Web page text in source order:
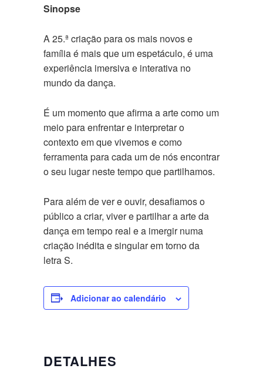
Sinopse
A 25.ª criação para os mais novos e
família é mais que um espetáculo, é uma
experiência imersiva e interativa no
mundo da dança.
É um momento que afirma a arte como um
meio para enfrentar e interpretar o
contexto em que vivemos e como
ferramenta para cada um de nós encontrar
o seu lugar neste tempo que partilhamos.
Para além de ver e ouvir, desafiamos o
público a criar, viver e partilhar a arte da
dança em tempo real e a imergir numa
criação inédita e singular em torno da
letra S.
Adicionar ao calendário
DETALHES